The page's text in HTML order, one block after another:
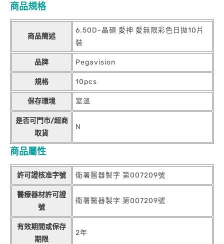
商品規格
商品簡述
6.50D-晶碩 愛神 愛無限彩色日拋10片
裝
品牌 Pegavision
規格 10pcs
保存環境 室溫
是否可門市/超商
取貨
N
商品屬性
許可證核准字號 衛署醫器製字 第007209號
醫療器材許可證
號
衛署醫器製字 第007209號
有效期間或保存
期限
2年